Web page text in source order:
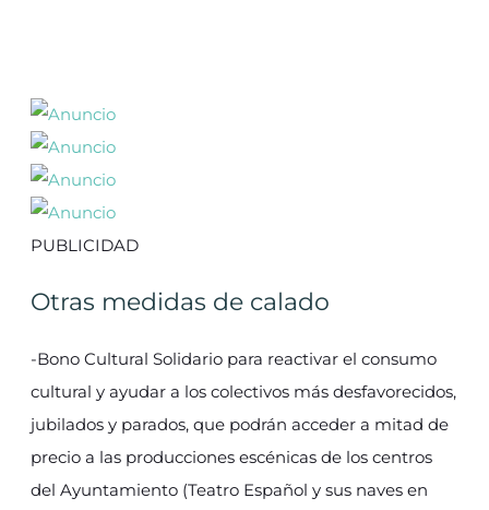
PUBLICIDAD
Otras medidas de calado
-Bono Cultural Solidario para reactivar el consumo
cultural y ayudar a los colectivos más desfavorecidos,
jubilados y parados, que podrán acceder a mitad de
precio a las producciones escénicas de los centros
del Ayuntamiento (Teatro Español y sus naves en